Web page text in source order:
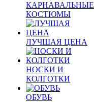
КАРНАВАЛЬНЫЕ
КОСТЮМЫ
ЛУЧШАЯ ЦЕНА
НОСКИ И
КОЛГОТКИ
ОБУВЬ